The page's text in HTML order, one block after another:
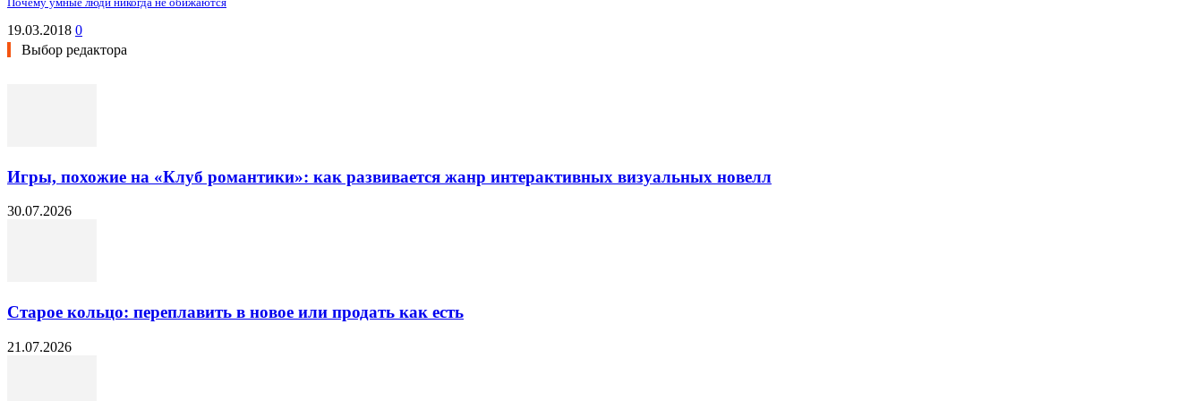
19.03.2018 0
Выбор редактора
Игры, похожие на «Клуб романтики»: как развивается жанр интерактивных визуальных новелл
30.07.2026
Старое кольцо: переплавить в новое или продать как есть
21.07.2026